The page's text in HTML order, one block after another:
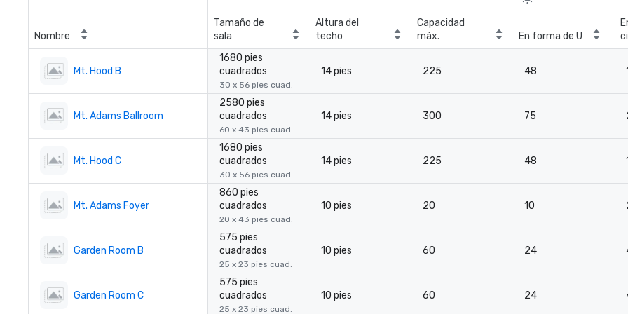
Nombre
Tamaño de
sala
Altura del
techo
Capacidad
máx.
En forma de U
Mt. Hood B
1680 pies
cuadrados
30 x 56 pies cuad.
14 pies 225 48
Mt. Adams Ballroom
2580 pies
cuadrados
60 x 43 pies cuad.
14 pies 300 75
Mt. Hood C
1680 pies
cuadrados
30 x 56 pies cuad.
14 pies 225 48
Mt. Adams Foyer
860 pies
cuadrados
20 x 43 pies cuad.
10 pies 20 10
Garden Room B
575 pies
cuadrados
25 x 23 pies cuad.
10 pies 60 24
Garden Room C
575 pies
cuadrados
25 x 23 pies cuad.
10 pies 60 24